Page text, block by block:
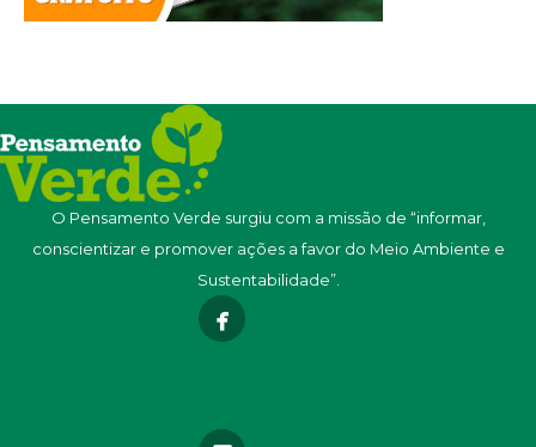
O Pensamento Verde surgiu com a missão de “informar,
conscientizar e promover ações a favor do Meio Ambiente e
Sustentabilidade”.